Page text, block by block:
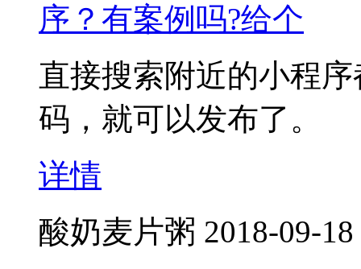
序？有案例吗?给个
直接搜索附近的小程
码，就可以发布了。
详情
酸奶麦片粥 2018-09-